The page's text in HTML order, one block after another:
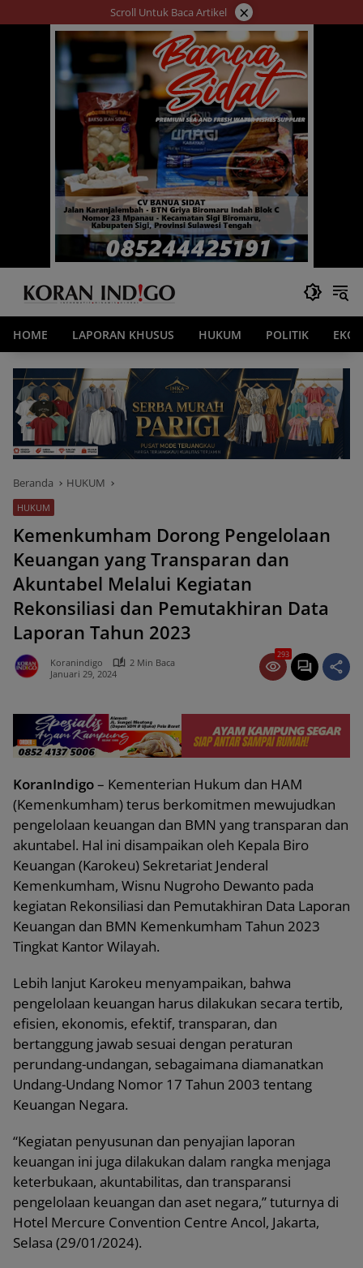
ke
Scroll Untuk Baca Artikel ×
HOME LAPORAN KHUSUS HUKUM POLITIK
Beranda HUKUM
HUKUM
Kemenkumham Dorong Pengelolaan
Keuangan yang Transparan dan
Akuntabel Melalui Kegiatan
Rekonsiliasi dan Pemutakhiran Data
Laporan Tahun 2023
Koranindigo
2 Min Baca
Januari 29, 2024
293
KoranIndigo– Kementerian Hukum dan HAM
(Kemenkumham) terus berkomitmen mewujudkan
pengelolaan keuangan dan BMN yang transparan dan
akuntabel. Hal ini disampaikan oleh Kepala Biro
Keuangan (Karokeu) Sekretariat Jenderal
Kemenkumham, Wisnu Nugroho Dewanto pada
kegiatan Rekonsiliasi dan Pemutakhiran Data Laporan
Keuangan dan BMN Kemenkumham Tahun 2023
Tingkat Kantor Wilayah.
Lebih lanjut Karokeu menyampaikan, bahwa
pengelolaan keuangan harus dilakukan secara tertib,
efisien, ekonomis, efektif, transparan, dan
bertanggung jawab sesuai dengan peraturan
perundang-undangan, sebagaimana diamanatkan
Undang-Undang Nomor 17 Tahun 2003 tentang
Keuangan Negara.
“Kegiatan penyusunan dan penyajian laporan
keuangan ini juga dilakukan dalam rangka menjaga
keterbukaan, akuntabilitas, dan transparansi
pengelolaan keuangan dan aset negara,” tuturnya di
Hotel Mercure Convention Centre Ancol, Jakarta,
Selasa (29/01/2024).